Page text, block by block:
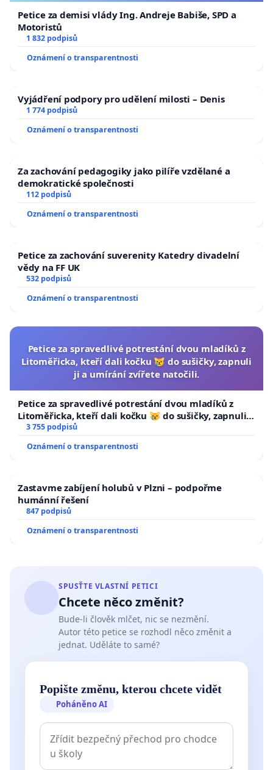
Petice za demisi vlády Ing. Andreje Babiše, SPD a
Motoristů
1 832 podpisů
Oznámení o transparentnosti
Vyjádření podpory pro udělení milosti – Denis
1 774 podpisů
Oznámení o transparentnosti
Za zachování pedagogiky jako pilíře vzdělané a
demokratické společnosti
112 podpisů
Oznámení o transparentnosti
Petice za zachování suverenity Katedry divadelní
vědy na FF UK
532 podpisů
Oznámení o transparentnosti
Petice za spravedlivé potrestání dvou mladíků z
Litoměřicka, kteří dali kočku 😿 do sušičky, zapnuli
ji a umírání zvířete natočili.
Petice za spravedlivé potrestání dvou mladíků z
Litoměřicka, kteří dali kočku 😿 do sušičky, zapnuli ji
a umírání zvířete natočili.
3 755 podpisů
Oznámení o transparentnosti
Zastavme zabíjení holubů v Plzni – podpořme
humánní řešení
847 podpisů
Oznámení o transparentnosti
SPUSŤTE VLASTNÍ PETICI
Chcete něco změnit?
Bude-li člověk mlčet, nic se nezmění.
Autor této petice se rozhodl něco změnit a
jednat. Uděláte to samé?
Popište změnu, kterou chcete vidět
Poháněno AI